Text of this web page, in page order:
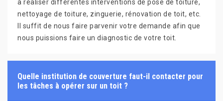
à réaliser différentes interventions de pose de toiture,
nettoyage de toiture, zinguerie, rénovation de toit, etc.
Il suffit de nous faire parvenir votre demande afin que
nous puissions faire un diagnostic de votre toit.
Quelle institution de couverture faut-il contacter pour
les tâches à opérer sur un toit ?